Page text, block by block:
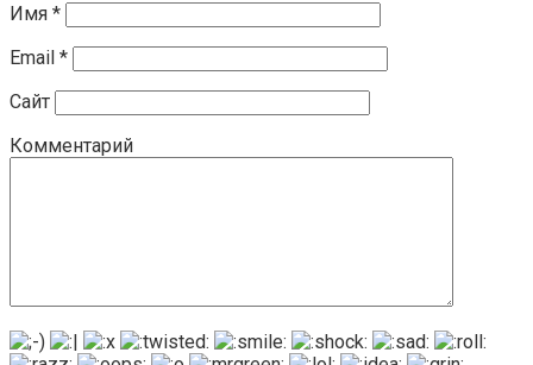
Имя *
Email *
Сайт
Комментарий